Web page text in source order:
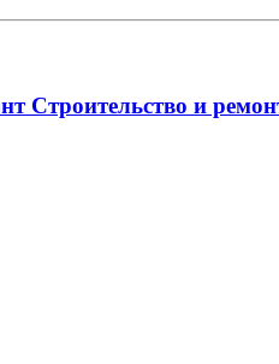
Строительство и